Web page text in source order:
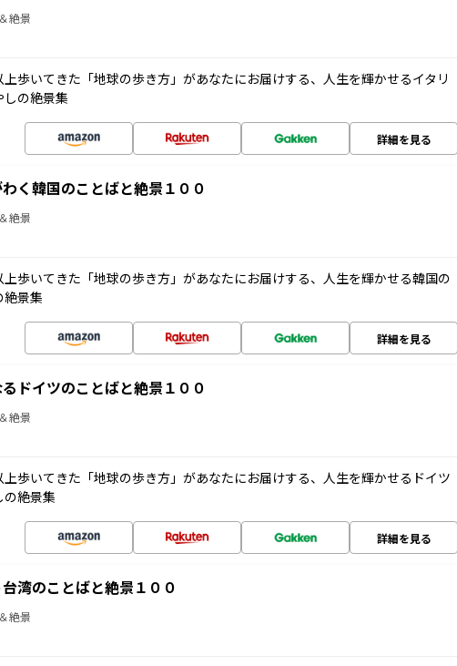
絶景
歩いてきた「地球の歩き方」があなたにお届けする、人生を輝かせるイタリ
しの絶景集
詳細を見る
く韓国のことばと絶景１００
絶景
歩いてきた「地球の歩き方」があなたにお届けする、人生を輝かせる韓国の
絶景集
詳細を見る
ドイツのことばと絶景１００
絶景
歩いてきた「地球の歩き方」があなたにお届けする、人生を輝かせるドイツ
の絶景集
詳細を見る
湾のことばと絶景１００
絶景